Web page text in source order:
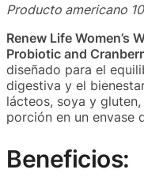
Producto americano
Renew Life Women’s
Probiotic and
diseñado para el
digestiva y el
lácteos, soya y
porción en un envase
Beneficios: